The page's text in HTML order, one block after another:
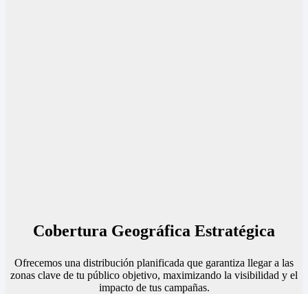
Cobertura Geográfica Estratégica
Ofrecemos una distribución planificada que garantiza llegar a las
zonas clave de tu público objetivo, maximizando la visibilidad y el
impacto de tus campañas.